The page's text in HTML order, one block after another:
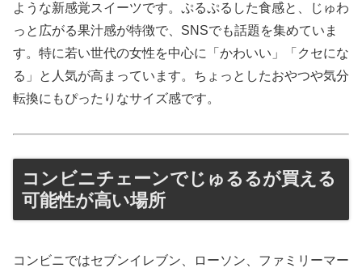
ような新感覚スイーツです。ぷるぷるした食感と、じゅわ
っと広がる果汁感が特徴で、SNSでも話題を集めていま
す。特に若い世代の女性を中心に「かわいい」「クセにな
る」と人気が高まっています。ちょっとしたおやつや気分
転換にもぴったりなサイズ感です。
コンビニチェーンでじゅるるが買える
可能性が高い場所
コンビニではセブンイレブン、ローソン、ファミリーマー